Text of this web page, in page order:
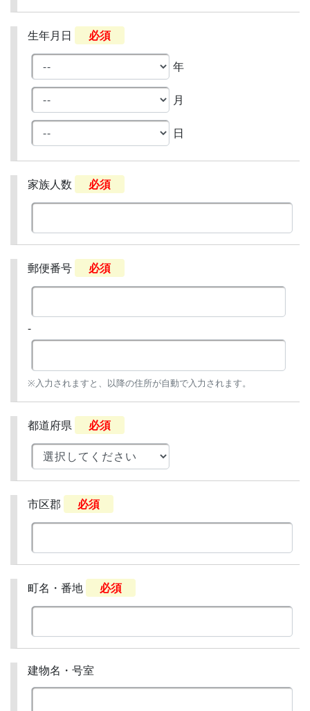
生年月日 必須
年
月
日
家族人数 必須
郵便番号 必須
-
※入力されますと、以降の住所が自動で入力されます。
都道府県 必須
市区郡 必須
町名・番地 必須
建物名・号室